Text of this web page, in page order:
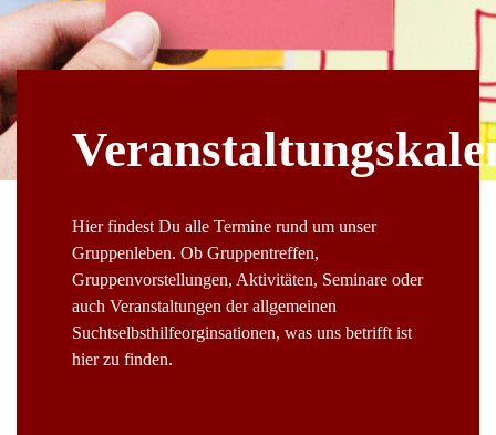
Hier findest Du alle Termine rund um unser
Gruppenleben. Ob Gruppentreffen,
Gruppenvorstellungen, Aktivitäten, Seminare oder
auch Veranstaltungen der allgemeinen
Suchtselbsthilfeorginsationen, was uns betrifft ist
hier zu finden.